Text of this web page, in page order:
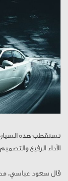
تستقطب هذه السيارة
الأداء الرفيع
قال سعود عباسي،